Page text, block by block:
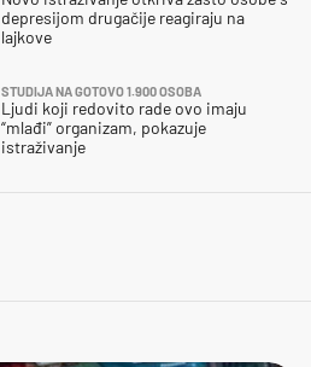
depresijom drugačije reagiraju na
lajkove
STUDIJA NA GOTOVO 1.900 OSOBA
Ljudi koji redovito rade ovo imaju
“mlađi” organizam, pokazuje
istraživanje